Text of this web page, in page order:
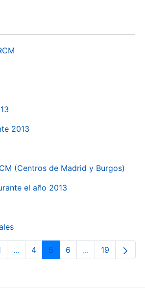
2013
(Centros de Madrid y Burgos)
el año 2013
...Intermediate Pages Use TAB to
Orrialdea
4 Orrialdea
5 Orrialdea
6 ...Intermediate
Orrialdea
19